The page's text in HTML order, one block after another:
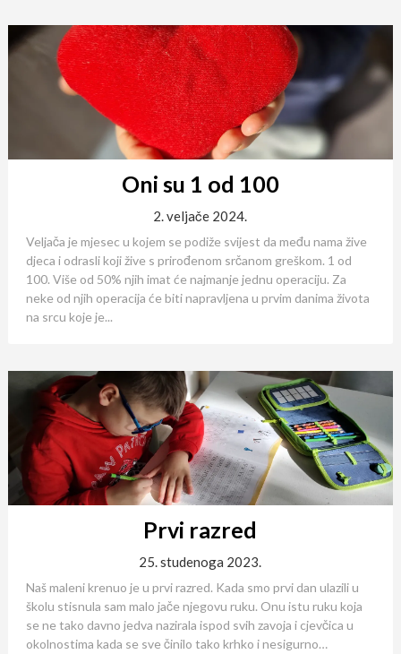
Oni su 1 od 100
2. veljače 2024.
Veljača je mjesec u kojem se podiže svijest da među nama žive
djeca i odrasli koji žive s prirođenom srčanom greškom. 1 od
100. Više od 50% njih imat će najmanje jednu operaciju. Za
neke od njih operacija će biti napravljena u prvim danima života
na srcu koje je...
Prvi razred
25. studenoga 2023.
Naš maleni krenuo je u prvi razred. Kada smo prvi dan ulazili u
školu stisnula sam malo jače njegovu ruku. Onu istu ruku koja
se ne tako davno jedva nazirala ispod svih zavoja i cjevčica u
okolnostima kada se sve činilo tako krhko i nesigurno…